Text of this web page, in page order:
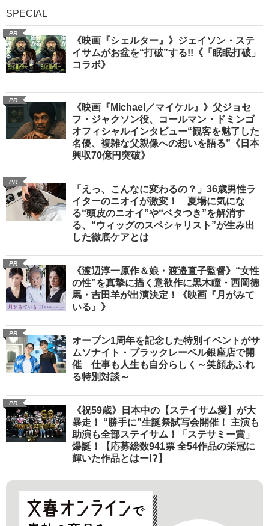
SPECIAL
PR
《映画『シェルター』》ジェイソン・ステ
イサムがお盆を“打破”する!!《「眠眠打破」
コラボ》
PR
《映画『Michael／マイケル』》父ジョセ
フ・ジャクソン役、コールマン・ドミンゴ
オフィシャルインタビュー“観客を魅了した
名優、複雑な父親像への想いを語る”《日本
興収70億円突破》
PR
「えっ、こんなに変わるの？」36歳男性ラ
イターのニオイが激変！ 夏場に気にな
る“頭皮のニオイ”や“ベタつき”を解消す
る、“ウィッグのスペシャリスト”が生み出
した徹底ケアとは
PR
《渡辺淳一原作＆娘・渡邉直子監督》“女性
の性”を真摯に描く意欲作に黒木瞳・西岡德
馬・吉田羊が出演決定！《映画『月がみて
いる』》
PR
オープン1周年を記念した特別イベントがサ
ムソナイト・ブラックレーベル銀座店で開
催 仕事も人生も自分らしく～笑顔あふれ
る特別対談～
PR
《祝59歳》日本中の【ステイサム愛】が大
暴走！ “勝手に”生誕祭試写会開催！ 主演も
助演も全部ステイサム！「ステサミー賞」
爆誕！【応募総数941票 全54作品の栄冠に
輝いた作品とはー!?】